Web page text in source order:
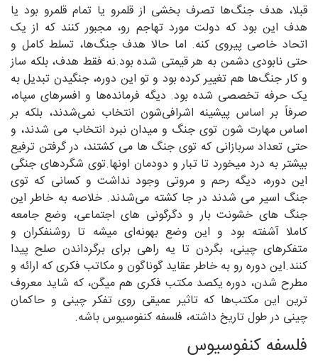
قبلا، هدف جنگ‌ها تصرف بخشی از قلمرو یا تمام قلمرو بود یا
هدف این بود که دولت مورد تهاجم رو، مجبور کنند که از یک
اتحاد خاصی پیروی کنه. اما حالا هدف جنگ‌ها، تسلط کامل و
حتی نابودی دشمن به هر قیمتی شده بود.نه فقط هدف، بلکه ساز
و کار جنگ‌ها هم تغییر کرده بود و تو این دوره، جنگیدن تبدیل به
یک حرفه تخصصی شده بود. دیگه فرمانده‌ها و افسرهای سپاه،
صرفاً بر اساس پیشینه اشرافی‌شون انتخاب نمی‌شدند، بلکه بر
اساس مهارت شون توی جنگ و میدان نبرد انتخاب می شدند، و
حتی تعداد سربازانی که توی جنگ ها می کشتند، در گرفتن ترفیع
بیشتر به درد میخورد تا تبار و دودمان اونها.توی شگردهای جنگی
این دوره، دیگه رحم و مروتی وجود نداشت و کسانی که توی
جنگ اسیر می شدند در جا کشته می‌شدند. خلاصه به خاطر این
جنگ های خشونت بار و دگرگونی های اجتماعی، وضع جامعه
کاملا آشفته بود و این وضع بهونه‌ای میشه تا روشنفکران و
متفکرهای چینی، بگردن تا یه راهی برای برگرداندن صلح پیدا
کنند.این دوره رو به خاطر عقاید گوناگون و مکاتب فکری که ارائه و
مطرح شدن، دوره یکصد مکتب فکری هم میگن، که شاید معروف
ترین این مکتب‌ها که تاثیر عمیقی روی تفکر چینی و حاکمان
چینی در طول تاریخ داشته، فلسفه کنفوسیوس باشه.
فلسفه کنفوسیوس